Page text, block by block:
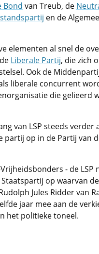
Bond van Treub, de
en de
elementen al snel de
Liberale Partij, die zich
Ook de
liberale concurrent
die gelieerd
van LSP steeds verder
partij op in de Partij van
- de LSP
op waarvan
Jules Ridder van
jaar mee aan de
het politieke toneel.